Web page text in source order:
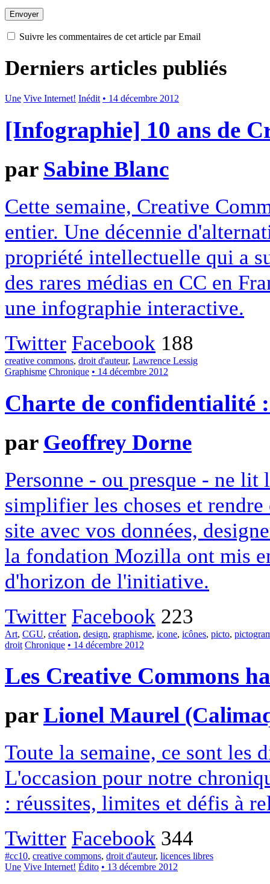
Suivre les commentaires de cet article par Email
Derniers articles publiés
Une Vive Internet! Inédit • 14 décembre 2012
[Infographie] 10 ans de
par Sabine Blanc
Cette semaine, Creative
entier. Une décennie
propriété intellectuelle qui a
des rares médias en CC en
une infographie interactive.
Twitter Facebook 188
creative commons, droit d'auteur, Lawrence Lessig
Graphisme Chronique • 14 décembre 2012
Charte de confidentialité
par Geoffrey Dorne
Personne - ou presque - ne
simplifier les choses et
site avec vos données,
la fondation Mozilla ont mis
d'horizon de l'initiative.
Twitter Facebook 223
Art, CGU, création, design, graphisme, icone, icônes, picto,
droit Chronique • 14 décembre 2012
Les Creative Commons
parLionel Maurel
Toute la semaine, ce sont les
L'occasion pour notre
: réussites, limites et défis à
Twitter Facebook 344
#cc10, creative commons, droit d'auteur, licences libres
Une Vive Internet! Édito • 13 décembre 2012